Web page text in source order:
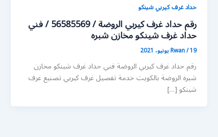
حداد غرف كيربي شينكو
رقم حداد غرف كيربي الروضة / 56585569 / فني
حداد غرف شينكو مخازن شبره
Rwan/19 يونيو، 2021
رقم حداد غرف كيربي الروضة فني حداد غرف شينكو مخازن
شبره الروضة بالكويت خدمة تفصيل غرف كيربي تصنيع غرف
شينكو […]